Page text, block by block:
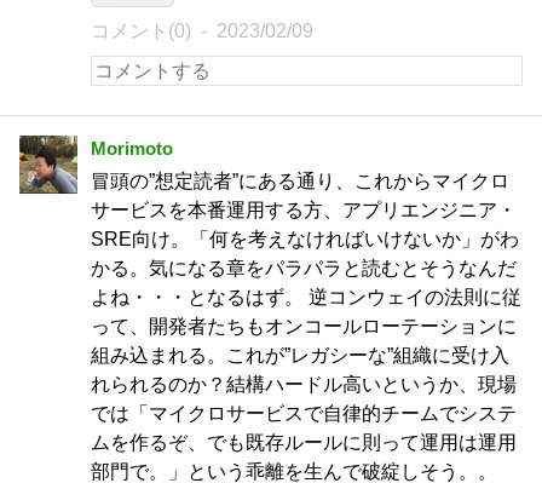
コメント(0) 2023/02/09
Morimoto
冒頭の”想定読者”にある通り、これからマイクロ
サービスを本番運用する方、アプリエンジニア・
SRE向け。「何を考えなければいけないか」がわ
かる。気になる章をパラパラと読むとそうなんだ
よね・・・となるはず。 逆コンウェイの法則に従
って、開発者たちもオンコールローテーションに
組み込まれる。これが”レガシーな”組織に受け入
れられるのか？結構ハードル高いというか、現場
では「マイクロサービスで自律的チームでシステ
ムを作るぞ、でも既存ルールに則って運用は運用
部門で。」という乖離を生んで破綻しそう。。